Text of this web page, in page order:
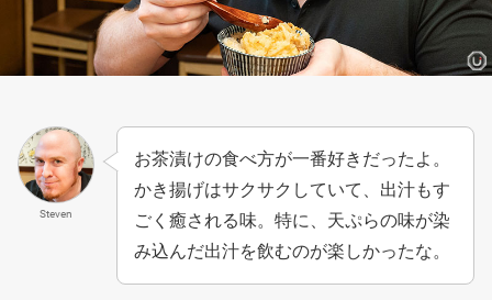
Steven
お茶漬けの食べ方が一番好きだったよ。
かき揚げはサクサクしていて、出汁もす
ごく癒される味。特に、天ぷらの味が染
み込んだ出汁を飲むのが楽しかったな。